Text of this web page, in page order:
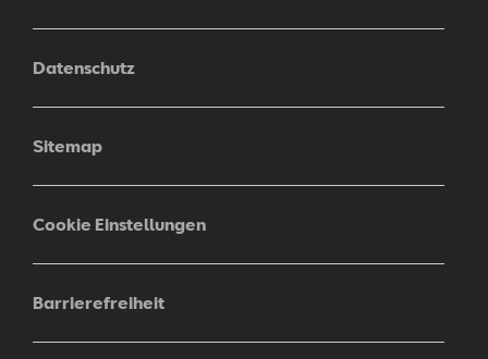
Datenschutz
Sitemap
Cookie Einstellungen
Barrierefreiheit